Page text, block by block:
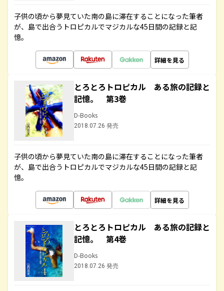
子供の頃から夢見ていた南の島に滞在することになった筆者
が、島で出合うトロピカルでマジカルな45日間の記録と記
憶。
詳細を見る
とろとろトロピカル ある旅の記録と
記憶。 第3巻
D-Books
2018.07.26 発売
子供の頃から夢見ていた南の島に滞在することになった筆者
が、島で出合うトロピカルでマジカルな45日間の記録と記
憶。
詳細を見る
とろとろトロピカル ある旅の記録と
記憶。 第4巻
D-Books
2018.07.26 発売